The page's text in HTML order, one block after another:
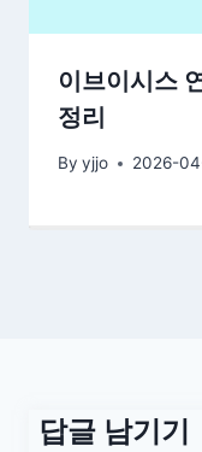
이브이시스
정리
By yjjo 2026-
답글 남기기